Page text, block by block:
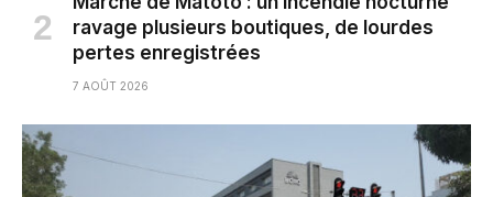
ravage plusieurs boutiques, de lourdes
pertes enregistrées
7 AOÛT 2026